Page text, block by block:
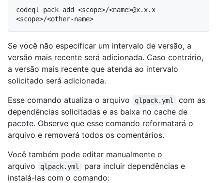
codeql pack add <scope>/<name>@x.x.x
Se você não especificar um intervalo de versão, a
versão mais recente será adicionada. Caso contrário,
a versão mais recente que atenda ao intervalo
solicitado será adicionada.
Esse comando atualiza o arquivo
qlpack.yml
com as
dependências solicitadas e as baixa no cache de
pacote. Observe que esse comando reformatará o
arquivo e removerá todos os comentários.
Você também pode editar manualmente o
arquivo
qlpack.yml
para incluir dependências e
instalá-las com o comando: